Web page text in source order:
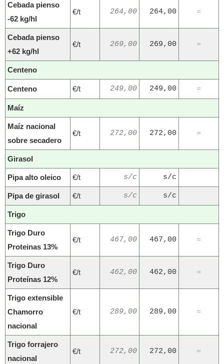
Cebada pienso
-62 kg/hl
€/t 264,00 264,00 =
Cebada pienso
+62 kg/hl
€/t 269,00 269,00 =
Centeno
Centeno €/t 249,00 249,00 =
Maíz
Maíz nacional
sobre secadero
€/t 272,00 272,00 =
Girasol
Pipa alto oleico €/t s/c s/c
Pipa de girasol €/t s/c s/c
Trigo
Trigo Duro
Proteinas 13%
€/t 467,00 467,00 =
Trigo Duro
Proteínas 12%
€/t 462,00 462,00 =
Trigo extensible
Chamorro
nacional
€/t 289,00 289,00 =
Trigo forrajero
nacional
€/t 272,00 272,00 =